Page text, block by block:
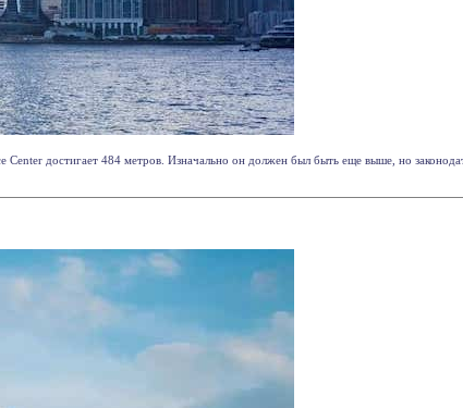
достигает 484 метров. Изначально он должен был быть еще выше, но